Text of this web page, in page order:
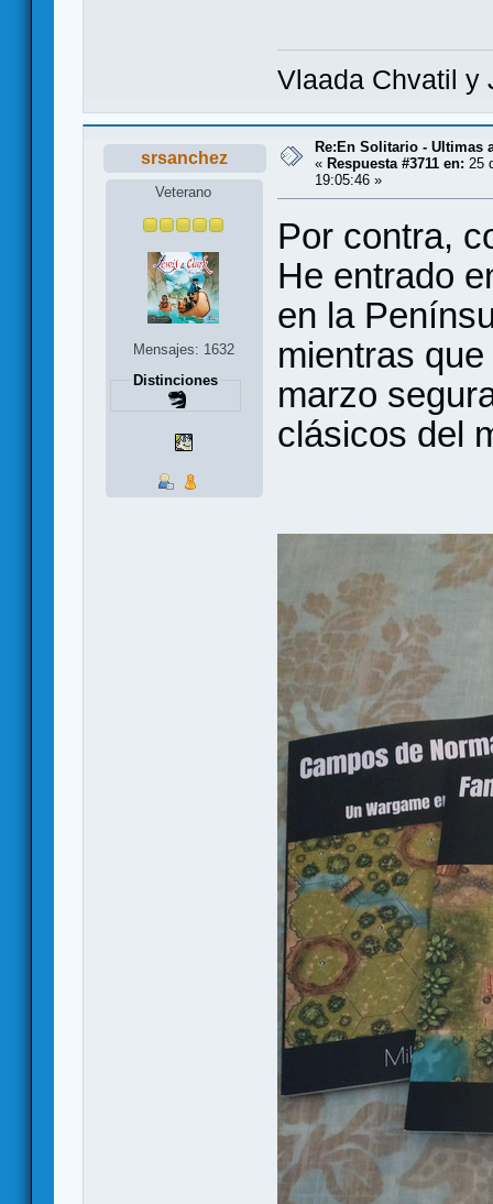
Vlaada Chvatil y
srsanchez
Veterano
Mensajes: 1632
Distinciones
Re:En Solitario - Ultimas
« Respuesta #3711 en: 25
19:05:46 »
Por contra,
He entrado
en la
mientras
marzo
clásicos del